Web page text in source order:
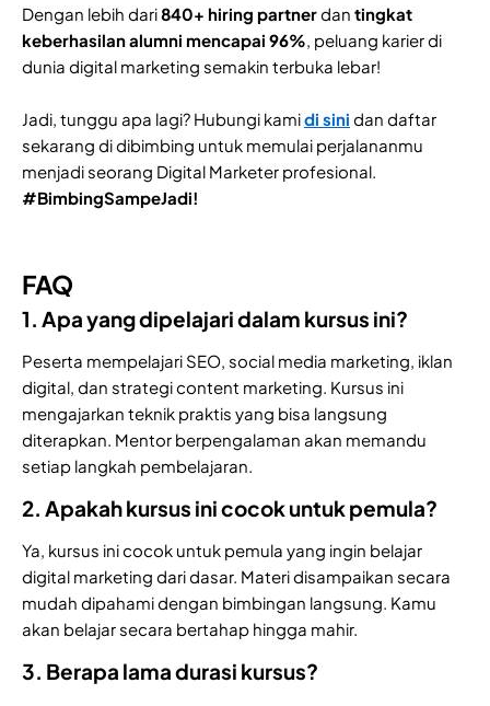
Dengan lebih dari840+ hiring partnerdan tingkat
keberhasilan alumni mencapai 96%, peluang karier di
dunia digital marketing semakin terbuka lebar!
Jadi, tunggu apa lagi? Hubungi kamidi sini dan daftar
sekarang di dibimbing untuk memulai perjalananmu
menjadi seorang Digital Marketer profesional.
#BimbingSampeJadi!
FAQ
1. Apa yang dipelajari dalam kursus ini?
Peserta mempelajari SEO, social media marketing, iklan
digital, dan strategi content marketing. Kursus ini
mengajarkan teknik praktis yang bisa langsung
diterapkan. Mentor berpengalaman akan memandu
setiap langkah pembelajaran.
2. Apakah kursus ini cocok untuk pemula?
Ya, kursus ini cocok untuk pemula yang ingin belajar
digital marketing dari dasar. Materi disampaikan secara
mudah dipahami dengan bimbingan langsung. Kamu
akan belajar secara bertahap hingga mahir.
3. Berapa lama durasi kursus?